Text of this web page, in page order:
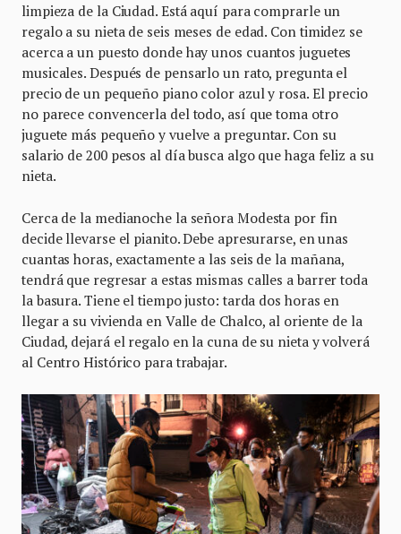
limpieza de la Ciudad. Está aquí para comprarle un
regalo a su nieta de seis meses de edad. Con timidez se
acerca a un puesto donde hay unos cuantos juguetes
musicales. Después de pensarlo un rato, pregunta el
precio de un pequeño piano color azul y rosa. El precio
no parece convencerla del todo, así que toma otro
juguete más pequeño y vuelve a preguntar. Con su
salario de 200 pesos al día busca algo que haga feliz a su
nieta.
Cerca de la medianoche la señora Modesta por fin
decide llevarse el pianito. Debe apresurarse, en unas
cuantas horas, exactamente a las seis de la mañana,
tendrá que regresar a estas mismas calles a barrer toda
la basura. Tiene el tiempo justo: tarda dos horas en
llegar a su vivienda en Valle de Chalco, al oriente de la
Ciudad, dejará el regalo en la cuna de su nieta y volverá
al Centro Histórico para trabajar.